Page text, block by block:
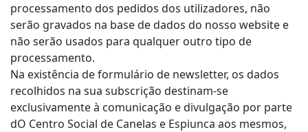
processamento dos pedidos dos utilizadores, não
serão gravados na base de dados do nosso website e
não serão usados para qualquer outro tipo de
processamento.
Na existência de formulário de newsletter, os dados
recolhidos na sua subscrição destinam-se
exclusivamente à comunicação e divulgação por parte
dO Centro Social de Canelas e Espiunca aos mesmos,